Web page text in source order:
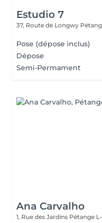
Estudio 7
37, Route de Longwy
Pose (dépose inclus)
Dépose
Semi-Permament
Ana Carvalho
1, Rue des Jardins Pétange L-